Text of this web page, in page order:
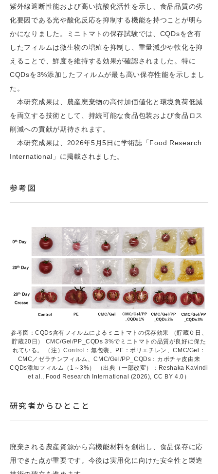
紫外線遮断性能および高い抗酸化活性を示し、食品品質の劣
化要因である光や酸化反応を抑制する機能を持つことが明ら
かになりました。ミニトマトの保存試験では、CQDsを含有
したフィルムは微生物の増殖を抑制し、重量減少や軟化を抑
えることで、鮮度を維持する効果が確認されました。特に
CQDsを3%添加したフィルムが最も高い保存性能を示しまし
た。
本研究成果は、農産廃棄物の高付加価値化と環境負荷低減
を両立する技術として、持続可能な食品包装および食品ロス
削減への貢献が期待されます。
本研究成果は、2026年5月5日に学術誌「Food Research
International」に掲載されました。
参考図
参考図：CQDs含有フィルムによるミニトマトの保存効果 （貯蔵０日、
貯蔵20日） CMC/Gel/PP_CQDs 3%でミニトマトの品質が良好に保た
れている。 （注）Control：無包装、PE：ポリエチレン、CMC/Gel：
CMC／ゼラチンフィルム、CMC/Gel/PP_CQDs：カボチャ皮由来
CQDs添加フィルム（1～3%） （出典（一部改変）：Reshaka Kavindi
et al., Food Research International (2026), CC BY 4.0）
研究者からひとこと
廃棄される農産資源から高機能材料を創出し、食品保存に応
用できた点が重要です。今後は実用化に向けた安全性と製造